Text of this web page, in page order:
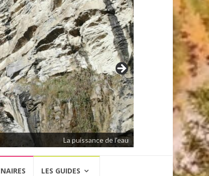
La puissance de l'eau
LES GUIDES